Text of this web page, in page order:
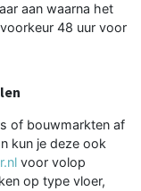
aan waarna het
48 uur voor
of bouwmarkten af
kun je deze ook
voor volop
op type vloer,